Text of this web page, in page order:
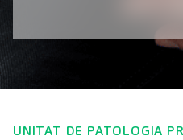
UNITAT DE PATOLOGIA